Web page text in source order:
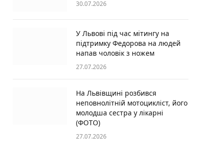
30.07.2026
У Львові під час мітингу на
підтримку Федорова на людей
напав чоловік з ножем
27.07.2026
На Львівщині розбився
неповнолітній мотоцикліст, його
молодша сестра у лікарні
(ФОТО)
27.07.2026